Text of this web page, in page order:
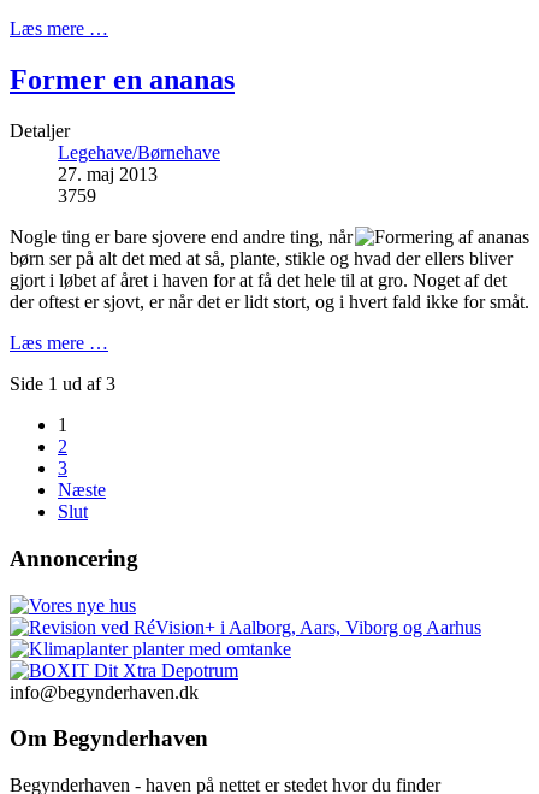
Læs mere …
Former en ananas
Detaljer
Legehave/Børnehave
27. maj 2013
3759
Nogle ting er bare sjovere end andre ting, når
børn ser på alt det med at så, plante, stikle og hvad der ellers bliver
gjort i løbet af året i haven for at få det hele til at gro. Noget af det
der oftest er sjovt, er når det er lidt stort, og i hvert fald ikke for småt.
Læs mere …
Side 1 ud af 3
1
2
3
Næste
Slut
Annoncering
info@begynderhaven.dk
Om Begynderhaven
Begynderhaven - haven på nettet er stedet hvor du finder